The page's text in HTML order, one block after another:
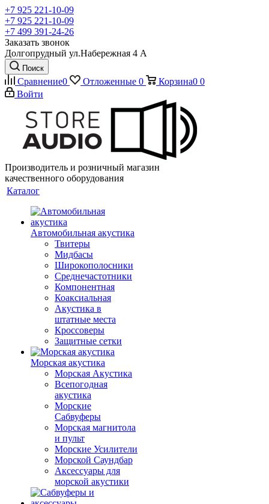
+7 925 221-10-09
+7 925 221-10-09
+7 499 391-24-26
Заказать звонок
Долгопрудный ул.Набережная 4 А
Поиск
Сравнение0 Отложенные 0 Корзина0 0
Войти
Производитель и розничный магазин
качественного оборудования
Каталог
Автомобильная акустика
Твитеры
Мидбасы
Широкополосники
Среднечастотники
Компонентная
Коаксиальная
Акустика в
штатные места
Кроссоверы
Защитные сетки
Морская акустика
Морская Акустика
Всепогодная
акустика
Морские
Сабвуферы
Морская магнитола
и пульт
Морские Усилители
Морской Cаундбар
Аксессуары для
морской акустики